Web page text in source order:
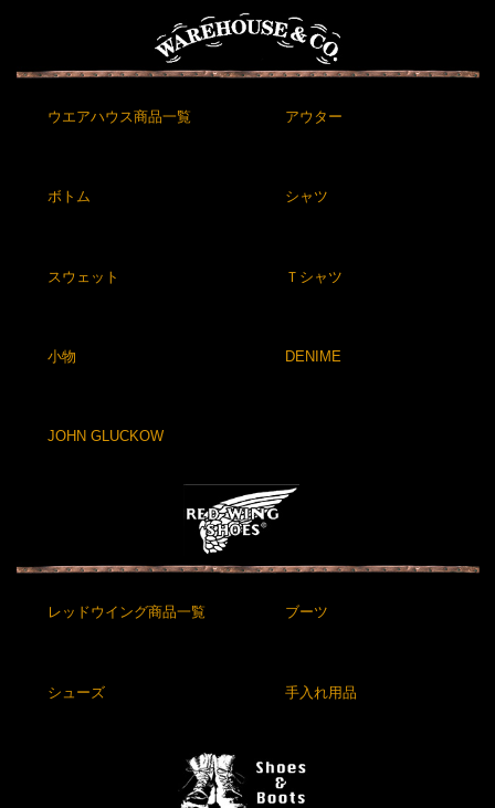
ウエアハウス商品一覧 アウター
ボトム シャツ
スウェット Ｔシャツ
小物 DENIME
JOHN GLUCKOW
レッドウイング商品一覧 ブーツ
シューズ 手入れ用品